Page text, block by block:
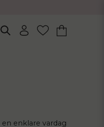
enklare vardag